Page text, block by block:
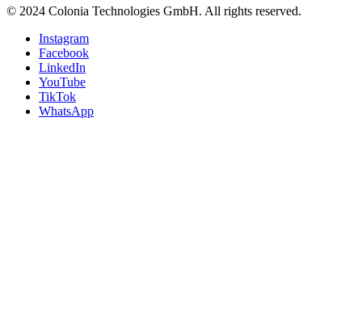
© 2024 Colonia Technologies GmbH. All rights reserved.
Instagram
Facebook
LinkedIn
YouTube
TikTok
WhatsApp